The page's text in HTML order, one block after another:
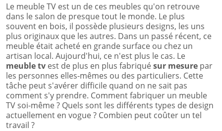
Le meuble TV est un de ces meubles qu'on retrouve
dans le salon de presque tout le monde. Le plus
souvent en bois, il possède plusieurs designs, les uns
plus originaux que les autres. Dans un passé récent, ce
meuble était acheté en grande surface ou chez un
artisan local. Aujourd'hui, ce n'est plus le cas. Le
meuble tv est de plus en plus fabriquésur mesure par
les personnes elles-mêmes ou des particuliers. Cette
tâche peut s'avérer difficile quand on ne sait pas
comment s'y prendre. Comment fabriquer un meuble
TV soi-même ? Quels sont les différents types de design
actuellement en vogue ? Combien peut coûter un tel
travail ?